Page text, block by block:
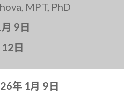
MPT, PhD
9日
日
年 1月 9日